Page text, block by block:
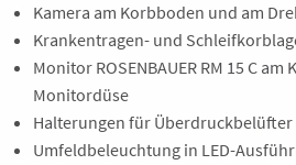
Kamera am Korbboden und am
Krankentragen- und
Monitor ROSENBAUER RM 15 C
Monitordüse
Halterungen für
Umfeldbeleuchtung in LED-